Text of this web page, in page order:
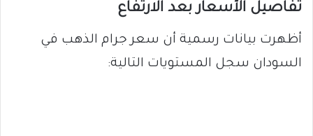
تفاصيل الأسعار بعد الارتفاع
أظهرت بيانات رسمية أن سعر جرام الذهب في
السودان سجل المستويات التالية: